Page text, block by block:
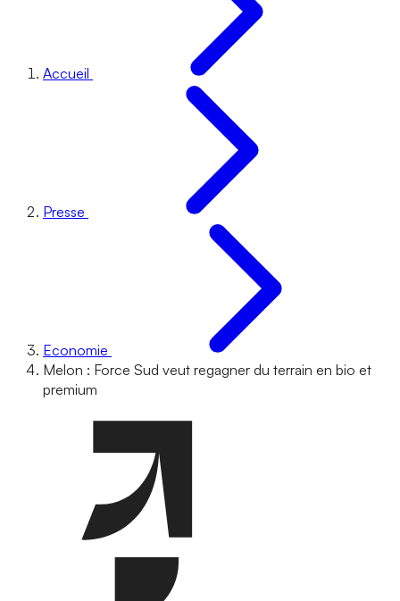
Accueil
Presse
Economie
Melon : Force Sud veut regagner du terrain en bio et
premium